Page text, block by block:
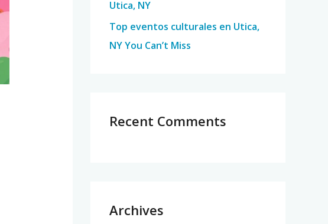
Utica, NY
Top eventos culturales en Utica,
NY You Can’t Miss
Recent Comments
Archives